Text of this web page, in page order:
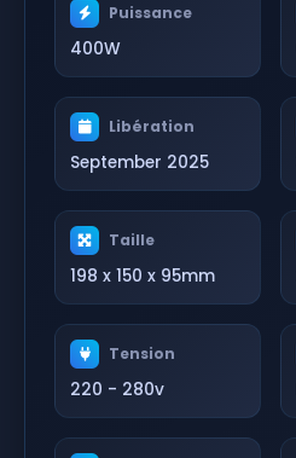
Puissance
400W
Libération
September 2025
Taille
198 x 150 x 95mm
Tension
220 - 280v